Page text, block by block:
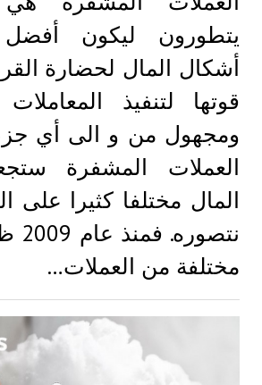
يتطورون ليكون
قوتها لتنفيذ
ومجهول من و الى أي
العملات المشفرة
المال مختلفا كثيرا على
مختلفة من العملات…